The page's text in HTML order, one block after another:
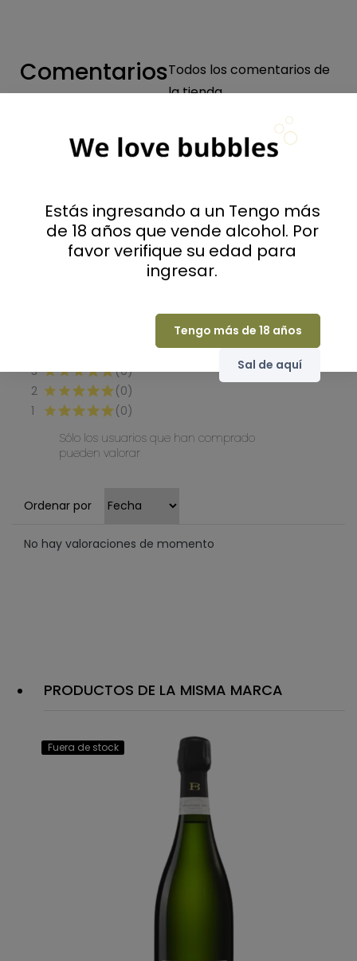
PRODUCTOS DE LA MISMA MARCA
Fuera de stock
ComentariosTodos los comentarios de
la tienda
Valoraciones
0
Seleccione una fila a continuación para filtrar
3
(0)
2
(0)
1
(0)
Sólo los usuarios que han comprado
pueden valorar
Ordenar por
No hay valoraciones de momento
Estás ingresando a un Tengo más
de 18 años que vende alcohol. Por
favor verifique su edad para
ingresar.
Tengo más de 18 años
Sal de aquí